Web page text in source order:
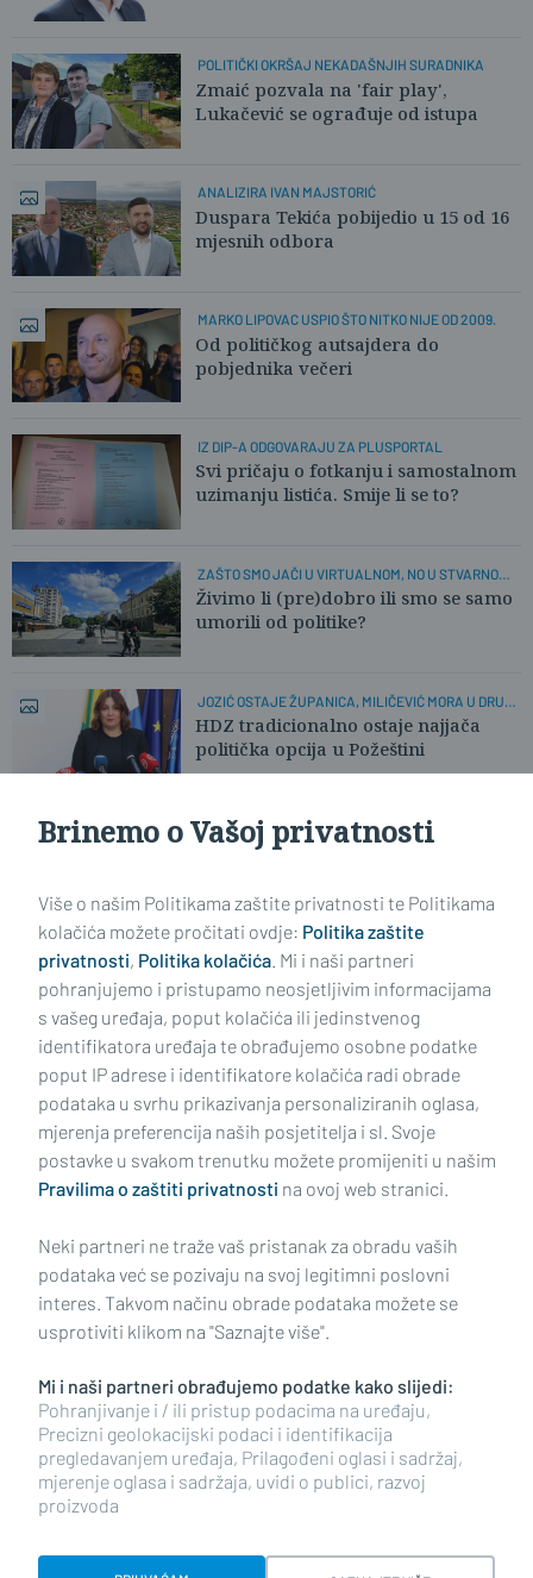
POLITIČKI OKRŠAJ NEKADAŠNJIH SURADNIKA
Zmaić pozvala na 'fair play',
Lukačević se ograđuje od istupa
ANALIZIRA IVAN MAJSTORIĆ
Duspara Tekića pobijedio u 15 od 16
mjesnih odbora
MARKO LIPOVAC USPIO ŠTO NITKO NIJE OD 2009.
Od političkog autsajdera do
pobjednika večeri
IZ DIP-A ODGOVARAJU ZA PLUSPORTAL
Svi pričaju o fotkanju i samostalnom
uzimanju listića. Smije li se to?
ZAŠTO SMO JAČI U VIRTUALNOM, NO U STVARNOM
ŽIVOTU:
Živimo li (pre)dobro ili smo se samo
umorili od politike?
JOZIĆ OSTAJE ŽUPANICA, MILIČEVIĆ MORA U DRUGI
KRUG
HDZ tradicionalno ostaje najjača
politička opcija u Požeštini
DRAMA U IZBORNOJ NOĆI
Dio Vrpolja i Bukovlja u nedjelju, 25.
VIDI STARIJE ČLANKE
Impressum Uvjeti korištenja Politika privatnosti
Politika kolačića Kontakt Pritužbe Suradnici
Oglašavanje
RUBRIKE
BRODSKO-POSAVSKA ŽUPANIJA
POŽEŠKO-SLAVONSKA ŽUPANIJA
Brinemo o Vašoj privatnosti
Više o našim Politikama zaštite privatnosti te Politikama
kolačića možete pročitati ovdje: Politika zaštite
privatnosti, Politika kolačića. Mi i naši partneri
pohranjujemo i pristupamo neosjetljivim informacijama
s vašeg uređaja, poput kolačića ili jedinstvenog
identifikatora uređaja te obrađujemo osobne podatke
poput IP adrese i identifikatore kolačića radi obrade
podataka u svrhu prikazivanja personaliziranih oglasa,
mjerenja preferencija naših posjetitelja i sl. Svoje
postavke u svakom trenutku možete promijeniti u našim
Pravilima o zaštiti privatnosti na ovoj web stranici.
Neki partneri ne traže vaš pristanak za obradu vaših
podataka već se pozivaju na svoj legitimni poslovni
interes. Takvom načinu obrade podataka možete se
usprotiviti klikom na "Saznajte više".
Mi i naši partneri obrađujemo podatke kako slijedi:
Pohranjivanje i / ili pristup podacima na uređaju,
Precizni geolokacijski podaci i identifikacija
pregledavanjem uređaja, Prilagođeni oglasi i sadržaj,
mjerenje oglasa i sadržaja, uvidi o publici, razvoj
proizvoda